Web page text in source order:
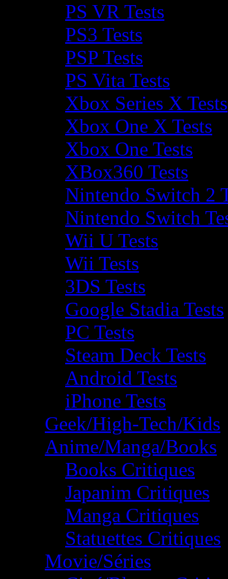
PS VR Tests
PS3 Tests
PSP Tests
PS Vita Tests
Xbox Series X Tests
Xbox One X Tests
Xbox One Tests
XBox360 Tests
Nintendo Switch 2
Nintendo Switch
Wii U Tests
Wii Tests
3DS Tests
Google Stadia Tests
PC Tests
Steam Deck Tests
Android Tests
iPhone Tests
Geek/High-Tech/Kids
Anime/Manga/Books
Books Critiques
Japanim Critiques
Manga Critiques
Statuettes Critiques
Movie/Séries